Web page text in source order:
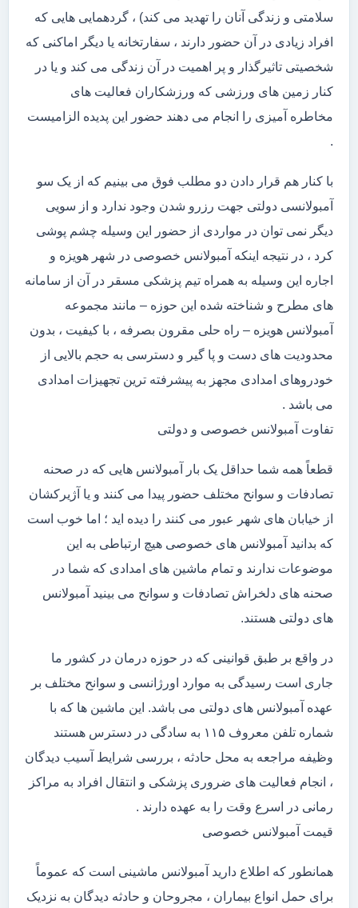
سلامتی و زندگی آنان را تهدید می کند) ، گردهمایی هایی که
افراد زیادی در آن حضور دارند ، سفارتخانه یا دیگر اماکنی که
شخصیتی تاثیرگذار و پر اهمیت در آن زندگی می کند و یا در
کنار زمین های ورزشی که ورزشکاران فعالیت های
مخاطره آمیزی را انجام می دهند حضور این پدیده الزامیست
.
با کنار هم قرار دادن دو مطلب فوق می بینیم که از یک سو
آمبولانسی دولتی جهت رزرو شدن وجود ندارد و از سویی
دیگر نمی توان در مواردی از حضور این وسیله چشم پوشی
کرد ، در نتیجه اینکه آمبولانس خصوصی در شهر هویزه و
اجاره این وسیله به همراه تیم پزشکی مسقر در آن از سامانه
های مطرح و شناخته شده این حوزه – مانند مجموعه
آمبولانس هویزه – راه حلی مقرون بصرفه ، با کیفیت ، بدون
محدودیت های دست و پا گیر و دسترسی به حجم بالایی از
خودروهای امدادی مجهز به پیشرفته ترین تجهیزات امدادی
می باشد .
تفاوت آمبولانس خصوصی و دولتی
قطعاً همه شما حداقل یک بار آمبولانس هایی که در صحنه
تصادفات و سوانح مختلف حضور پیدا می کنند و یا آژیرکشان
از خیابان های شهر عبور می کنند را دیده اید ؛ اما خوب است
که بدانید آمبولانس های خصوصی هیچ ارتباطی به این
موضوعات ندارند و تمام ماشین های امدادی که شما در
صحنه های دلخراش تصادفات و سوانح می بینید آمبولانس
های دولتی هستند.
در واقع بر طبق قوانینی که در حوزه درمان در کشور ما
جاری است رسیدگی به موارد اورژانسی و سوانح مختلف بر
عهده آمبولانس های دولتی می باشد. این ماشین ها که با
شماره تلفن معروف ۱۱۵ به سادگی در دسترس هستند
وظیفه مراجعه به محل حادثه ، بررسی شرایط آسیب دیدگان
، انجام فعالیت های ضروری پزشکی و انتقال افراد به مراکز
رمانی در اسرع وقت را به عهده دارند .
قیمت آمبولانس خصوصی
همانطور که اطلاع دارید آمبولانس ماشینی است که عموماً
برای حمل انواع بیماران ، مجروحان و حادثه دیدگان به نزدیک